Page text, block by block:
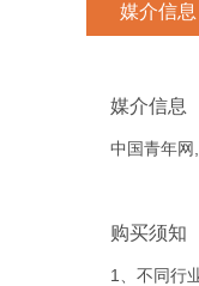
媒介信息
媒介信息
中国青年网
购买须知
1、不同行